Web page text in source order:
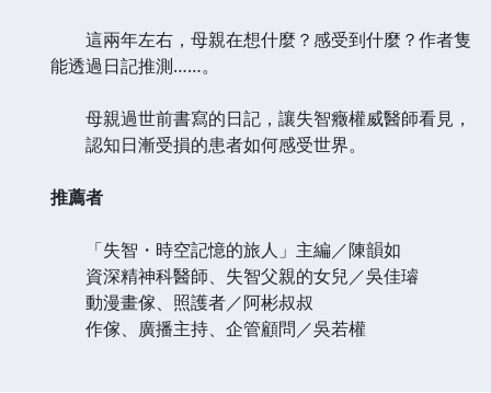
這兩年左右，母親在想什麼？感受到什麼？作者隻
能透過日記推測……。
母親過世前書寫的日記，讓失智癥權威醫師看見，
認知日漸受損的患者如何感受世界。
推薦者
「失智・時空記憶的旅人」主編／陳韻如
資深精神科醫師、失智父親的女兒／吳佳璿
動漫畫傢、照護者／阿彬叔叔
作傢、廣播主持、企管顧問／吳若權